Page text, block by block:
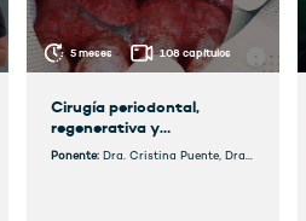
5 meses 108 capítulos
Cirugía periodontal,
regenerativa y
mucogingival
Ponente: Dra. Cristina Puente, Dra.